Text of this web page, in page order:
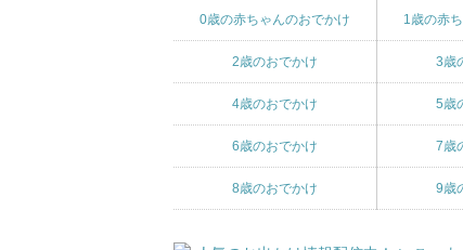
0歳の赤ちゃんのおでかけ 1歳の赤
2歳のおでかけ 3歳
4歳のおでかけ 5歳
6歳のおでかけ 7歳
8歳のおでかけ 9歳